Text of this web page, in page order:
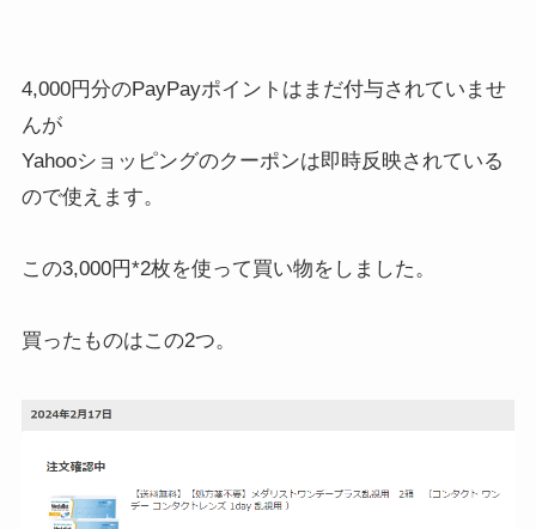
4,000円分のPayPayポイントはまだ付与されていませ
んが
Yahooショッピングのクーポンは即時反映されている
ので使えます。
この3,000円*2枚を使って買い物をしました。
買ったものはこの2つ。